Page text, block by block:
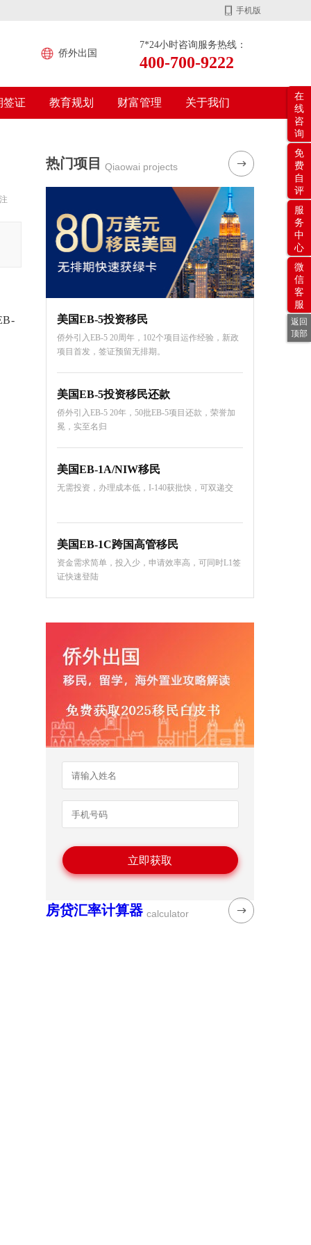
手机版
侨外出国
7*24小时咨询服务热线：
400-700-9222
签证 教育规划 财富管理 关于我们
热门项目 Qiaowai projects
美国EB-5投资移民
侨外引入EB-5 20周年，102个项目运作经验，新政
项目首发，签证预留无排期。
美国EB-5投资移民还款
侨外引入EB-5 20年，50批EB-5项目还款，荣誉加
冕，实至名归
美国EB-1A/NIW移民
无需投资，办理成本低，I-140获批快，可双递交
美国EB-1C跨国高管移民
资金需求简单，投入少，申请效率高，可同时L1签
证快速登陆
房贷汇率计算器 calculator
在
线
咨
询
免
费
自
评
服
务
中
心
微
信
客
服
返回
顶部